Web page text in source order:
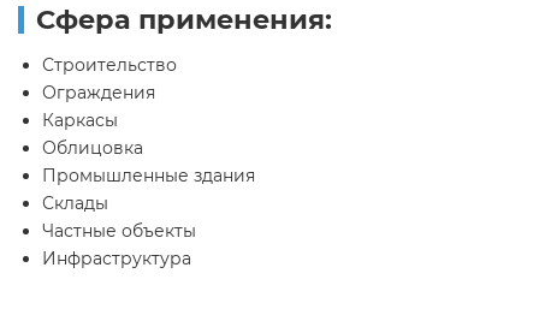
Сфера применения:
Строительство
Ограждения
Каркасы
Облицовка
Промышленные здания
Склады
Частные объекты
Инфраструктура